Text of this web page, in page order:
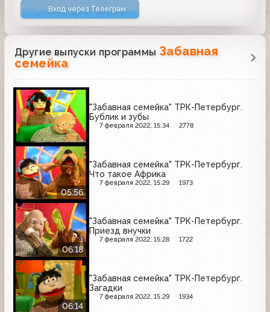
Вход через Телеграм
Другие выпуски программы Забавная
семейка
"Забавная семейка" ТРК-Петербург.
Бублик и зубы
7 февраля 2022, 15:34 2778
05:56
"Забавная семейка" ТРК-Петербург.
Что такое Африка
7 февраля 2022, 15:29 1973
06:18
"Забавная семейка" ТРК-Петербург.
Приезд внучки
7 февраля 2022, 15:28 1722
06:14
"Забавная семейка" ТРК-Петербург.
Загадки
7 февраля 2022, 15:29 1934